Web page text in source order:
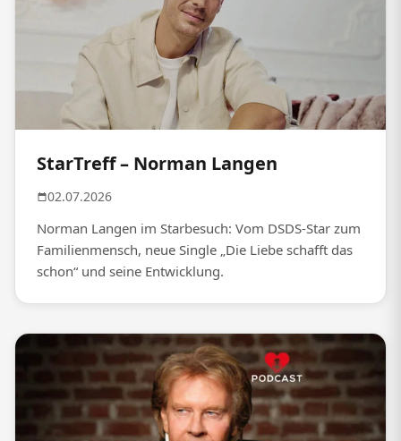
StarTreff – Norman Langen
02.07.2026
Norman Langen im Starbesuch: Vom DSDS-Star zum
Familienmensch, neue Single „Die Liebe schafft das
schon“ und seine Entwicklung.